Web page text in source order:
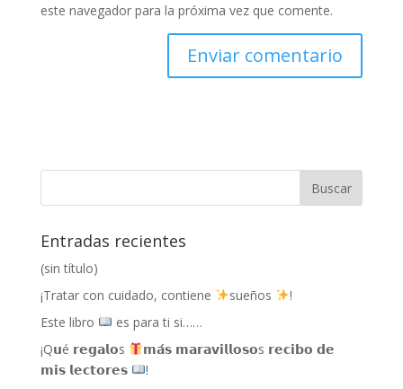
este navegador para la próxima vez que comente.
Entradas recientes
(sin título)
¡Tratar con cuidado, contiene
sueños
!
Este libro
es para ti si……
¡Q𝘂é 𝗿𝗲𝗴𝗮𝗹𝗼s
𝗺𝗮́𝘀 𝗺𝗮𝗿𝗮𝘃𝗶𝗹𝗹𝗼𝘀𝗼s 𝗿𝗲𝗰𝗶𝗯𝗼 𝗱𝗲
𝗺𝗶𝘀 𝗹𝗲𝗰𝘁𝗼𝗿𝗲𝘀
!